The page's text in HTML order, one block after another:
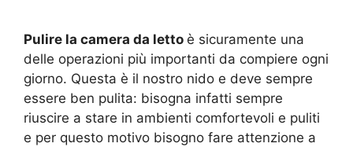
Pulire la camera da letto è sicuramente una
delle operazioni più importanti da compiere ogni
giorno. Questa è il nostro nido e deve sempre
essere ben pulita: bisogna infatti sempre
riuscire a stare in ambienti comfortevoli e puliti
e per questo motivo bisogno fare attenzione a